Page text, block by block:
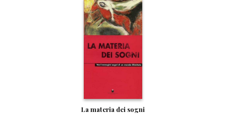
La materia dei sogni